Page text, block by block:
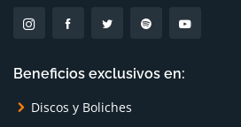
Beneficios exclusivos en:
Discos y Boliches